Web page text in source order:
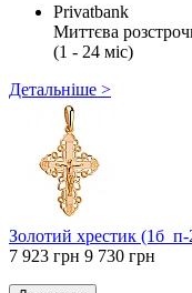
Privatbank
Миттєва
(1 - 24 міс)
Детальніше >
Золотий хрестик
7 923 грн 9 730 грн